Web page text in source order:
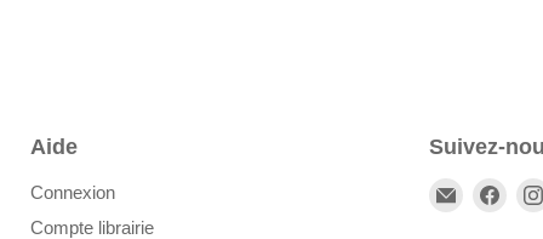
Aide
Connexion
Compte librairie
Suivez-
Email